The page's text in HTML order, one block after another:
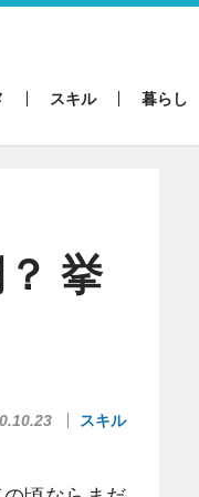
スキル 暮らし
挙
スキル